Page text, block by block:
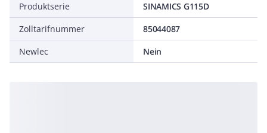
Produktserie
SINAMICS G115D
Zolltarifnummer
85044087
Newlec
Nein